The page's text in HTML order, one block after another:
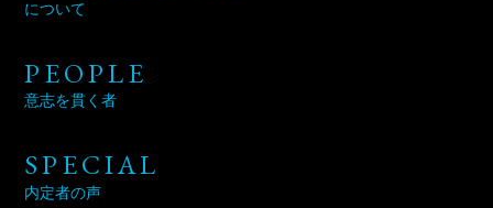
について
PEOPLE
意志を貫く者
SPECIAL
内定者の声